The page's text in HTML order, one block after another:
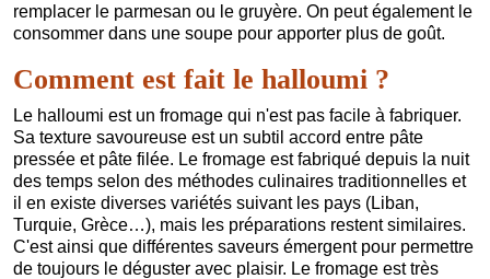
remplacer le parmesan ou le gruyère. On peut également le
consommer dans une soupe pour apporter plus de goût.
Comment est fait le halloumi ?
Le halloumi est un fromage qui n'est pas facile à fabriquer.
Sa texture savoureuse est un subtil accord entre pâte
pressée et pâte filée. Le fromage est fabriqué depuis la nuit
des temps selon des méthodes culinaires traditionnelles et
il en existe diverses variétés suivant les pays (Liban,
Turquie, Grèce…), mais les préparations restent similaires.
C'est ainsi que différentes saveurs émergent pour permettre
de toujours le déguster avec plaisir. Le fromage est très